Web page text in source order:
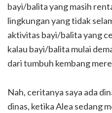
bayi/balita yang masih
lingkungan yang tidak
aktivitas bayi/balita yang
kalau bayi/balita mulai
dari tumbuh kembang
Nah, ceritanya saya ada
dinas, ketika Alea sedang